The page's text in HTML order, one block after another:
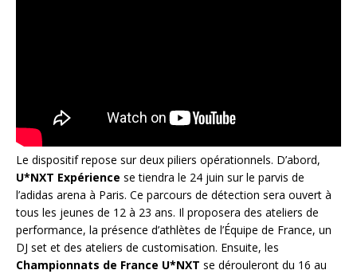
Le dispositif repose sur deux piliers opérationnels. D’abord,
U*NXT Expérience se tiendra le 24 juin sur le parvis de
l’adidas arena à Paris. Ce parcours de détection sera ouvert à
tous les jeunes de 12 à 23 ans. Il proposera des ateliers de
performance, la présence d’athlètes de l’Équipe de France, un
DJ set et des ateliers de customisation. Ensuite, les
Championnats de France U*NXT se dérouleront du 16 au